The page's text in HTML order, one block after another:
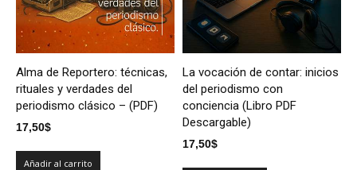
Alma de Reportero: técnicas,
rituales y verdades del
periodismo clásico – (PDF)
17,50$
Añadir al carrito
La vocación de contar: inicios
del periodismo con
conciencia (Libro PDF
Descargable)
17,50$